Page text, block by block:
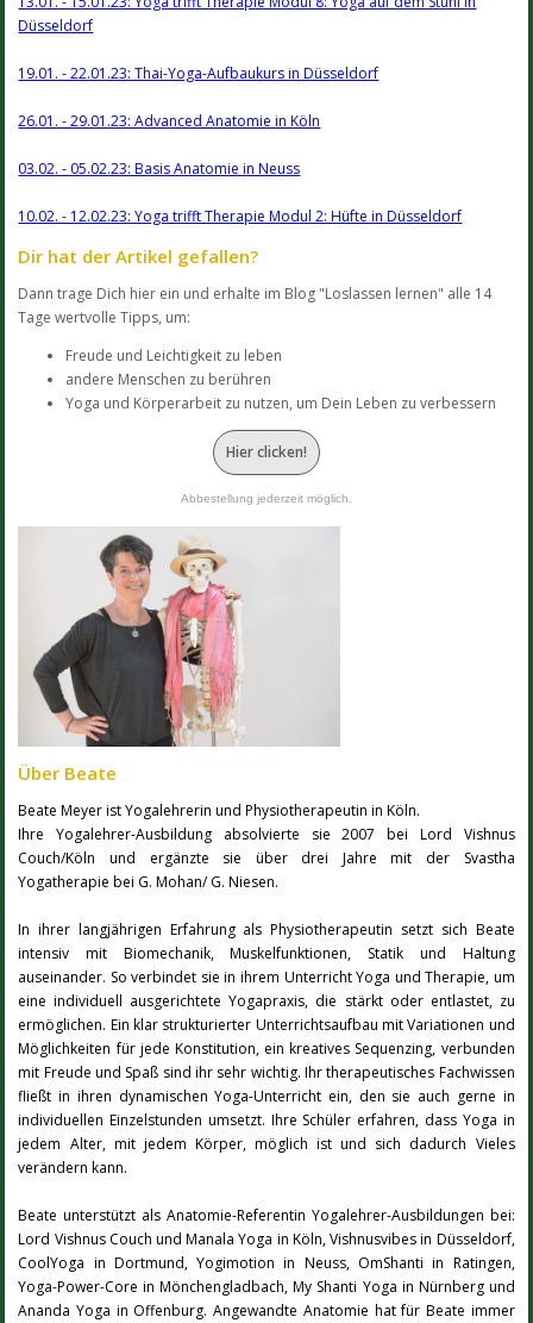
Düsseldorf
19.01. - 22.01.23: Thai-Yoga-Aufbaukurs in Düsseldorf
26.01. - 29.01.23: Advanced Anatomie in Köln
03.02. - 05.02.23: Basis Anatomie in Neuss
10.02. - 12.02.23: Yoga trifft Therapie Modul 2: Hüfte in Düsseldorf
Dir hat der Artikel gefallen?
Dann trage Dich hier ein und erhalte im Blog "Loslassen lernen" alle 14
Tage wertvolle Tipps, um:
Freude und Leichtigkeit zu leben
andere Menschen zu berühren
Yoga und Körperarbeit zu nutzen, um Dein Leben zu verbessern
Hier clicken!
Abbestellung jederzeit möglich.
Über Beate
Beate Meyer ist Yogalehrerin und Physiotherapeutin in Köln.
Ihre Yogalehrer-Ausbildung absolvierte sie 2007 bei Lord Vishnus
Couch/Köln und ergänzte sie über drei Jahre mit der Svastha
Yogatherapie bei G. Mohan/ G. Niesen.
In ihrer langjährigen Erfahrung als Physiotherapeutin setzt sich Beate
intensiv mit Biomechanik, Muskelfunktionen, Statik und Haltung
auseinander. So verbindet sie in ihrem Unterricht Yoga und Therapie, um
eine individuell ausgerichtete Yogapraxis, die stärkt oder entlastet, zu
ermöglichen. Ein klar strukturierter Unterrichtsaufbau mit Variationen und
Möglichkeiten für jede Konstitution, ein kreatives Sequenzing, verbunden
mit Freude und Spaß sind ihr sehr wichtig. Ihr therapeutisches Fachwissen
fließt in ihren dynamischen Yoga-Unterricht ein, den sie auch gerne in
individuellen Einzelstunden umsetzt. Ihre Schüler erfahren, dass Yoga in
jedem Alter, mit jedem Körper, möglich ist und sich dadurch Vieles
verändern kann.
Beate unterstützt als Anatomie-Referentin Yogalehrer-Ausbildungen bei:
Lord Vishnus Couch und Manala Yoga in Köln, Vishnusvibes in Düsseldorf,
CoolYoga in Dortmund, Yogimotion in Neuss, OmShanti in Ratingen,
Yoga-Power-Core in Mönchengladbach, My Shanti Yoga in Nürnberg und
Ananda Yoga in Offenburg. Angewandte Anatomie hat für Beate immer